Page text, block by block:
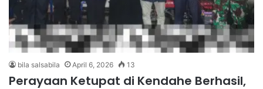
bila salsabila April 6, 2026 13
Perayaan Ketupat di Kendahe Berhasil,